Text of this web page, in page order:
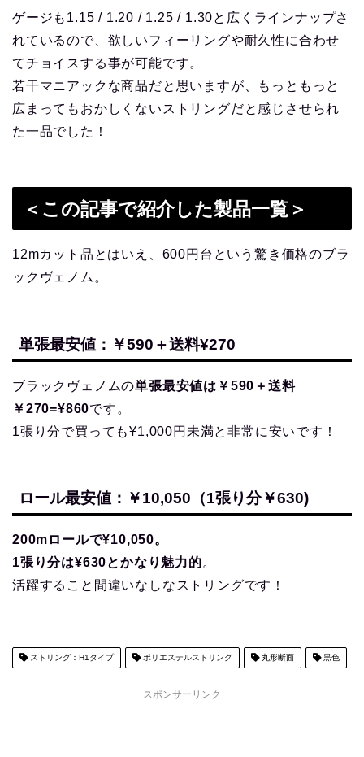
ゲージも1.15 / 1.20 / 1.25 / 1.30と広くラインナップさ
れているので、欲しいフィーリングや耐久性に合わせ
てチョイスする事が可能です。
若干マニアックな商品だと思いますが、もっともっと
広まってもおかしくないストリングだと感じさせられ
た一品でした！
＜この記事で紹介した製品一覧＞
12mカット品とはいえ、600円台という驚き価格のブラ
ックヴェノム。
単張最安値：￥590＋送料¥270
ブラックヴェノムの単張最安値は￥590＋送料
￥270=¥860です。
1張り分で買っても¥1,000円未満と非常に安いです！
ロール最安値：￥10,050（1張り分￥630)
200mロールで¥10,050。
1張り分は¥630とかなり魅力的。
活躍すること間違いなしなストリングです！
ストリング：H1タイプ ポリエステルストリング 丸形断面 黒色
スポンサーリンク